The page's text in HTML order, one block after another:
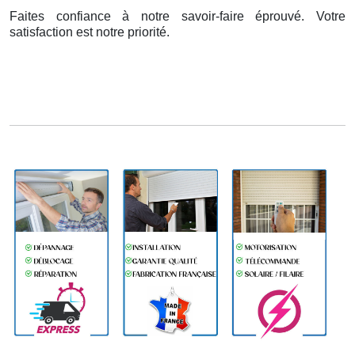
Faites confiance à notre savoir-faire éprouvé. Votre
satisfaction est notre priorité.